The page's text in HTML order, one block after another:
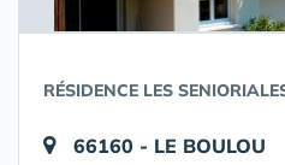
RÉSIDENCE LES
66160 - LE BOULOU